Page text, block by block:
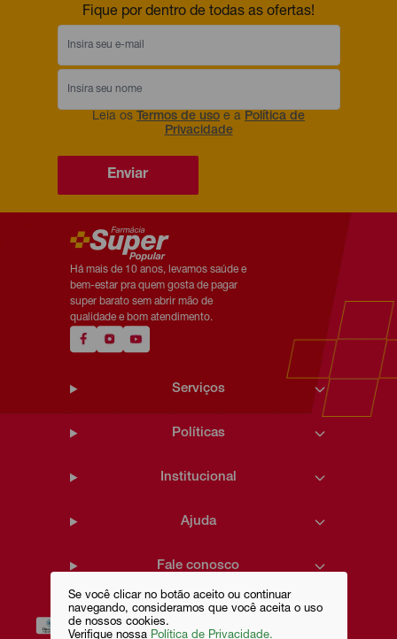
Se você clicar no botão aceito ou continuar
navegando, consideramos que você aceita o uso
de nossos cookies.
Verifique nossa Política de Privacidade.
Fique por dentro de todas as ofertas!
Leia os Termos de uso e a Política de
Privacidade
Enviar
Há mais de 10 anos, levamos saúde e
bem-estar pra quem gosta de pagar
super barato sem abrir mão de
qualidade e bom atendimento.
Serviços
Políticas
Institucional
Ajuda
Fale conosco